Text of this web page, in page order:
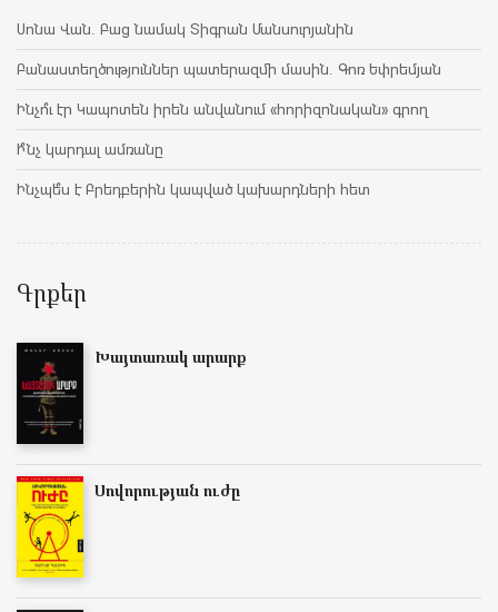
Սոնա Վան. Բաց նամակ Տիգրան Մանսուրյանին
Բանաստեղծություններ պատերազմի մասին. Գոռ Եփրեմյան
Ինչո՞ւ էր Կապոտեն իրեն անվանում «հորիզոնական» գրող
Ի՞նչ կարդալ ամռանը
Ինչպե՞ս է Բրեդբերին կապված կախարդների հետ
Գրքեր
Խայտառակ արարք
Սովորության ուժը